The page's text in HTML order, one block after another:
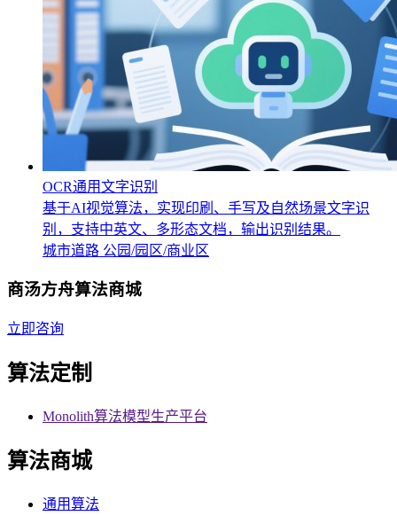
OCR通用文字识别
基于AI视觉算法，实现印刷、手写及自然场景文字识
别，支持中英文、多形态文档，输出识别结果。
城市道路 公园/园区/商业区
商汤方舟算法商城
立即咨询
算法定制
Monolith算法模型生产平台
算法商城
通用算法